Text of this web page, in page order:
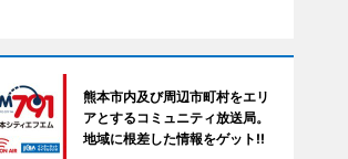
熊本市内及び周辺市町村をエリ
アとするコミュニティ放送局。
地域に根差した情報をゲット!!